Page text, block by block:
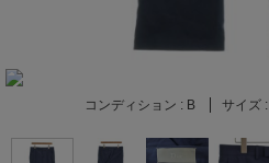
コンディション : B サイズ :